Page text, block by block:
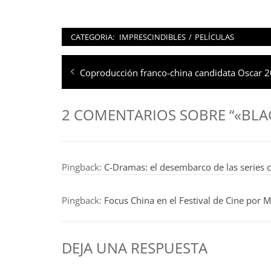
CATEGORIA: IMPRESCINDIBLES / PELÍCULAS
Navegación
de
entradas
Entrada
anterior:
Coproducción franco-china candidata Oscar
2 COMENTARIOS SOBRE
Pingback: C-Dramas: el desembarco de las
Pingback: Focus China en el Festival de Cine por
DEJA UNA RESPUESTA